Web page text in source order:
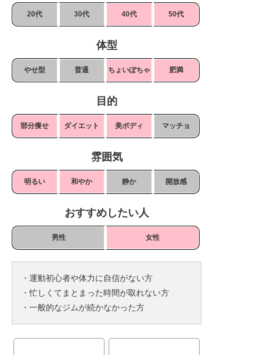
20代 30代 40代 50代
体型
やせ型 普通 ちょいぽちゃ 肥満
目的
部分痩せ ダイエット 美ボディ マッチョ
雰囲気
明るい 和やか 静か 開放感
おすすめしたい人
男性 女性
・運動初心者や体力に自信がない方
・忙しくてまとまった時間が取れない方
・一般的なジムが続かなかった方